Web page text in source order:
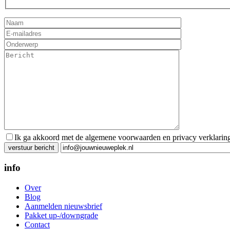
Ik ga akkoord met de algemene voorwaarden en privacy
Gelieve dit veld leeg te laten.
info
Over
Blog
Aanmelden nieuwsbrief
Pakket up-/downgrade
Contact